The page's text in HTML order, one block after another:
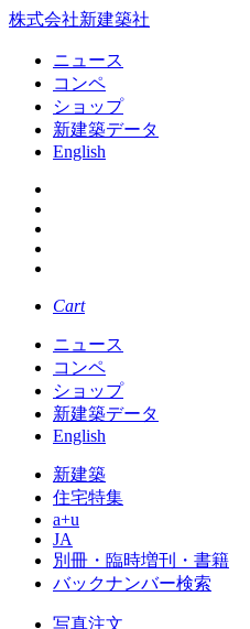
株式会社新建築社
ニュース
コンペ
ショップ
新建築データ
English
Cart
ニュース
コンペ
ショップ
新建築データ
English
新建築
住宅特集
a+u
JA
別冊・臨時増刊・書籍
バックナンバー検索
写真注文